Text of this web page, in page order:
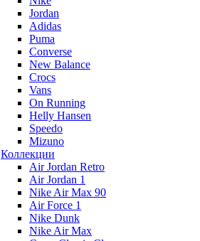
Jordan
Adidas
Puma
Converse
New Balance
Crocs
Vans
On Running
Helly Hansen
Speedo
Mizuno
Коллекции
Air Jordan Retro
Air Jordan 1
Nike Air Max 90
Air Force 1
Nike Dunk
Nike Air Max